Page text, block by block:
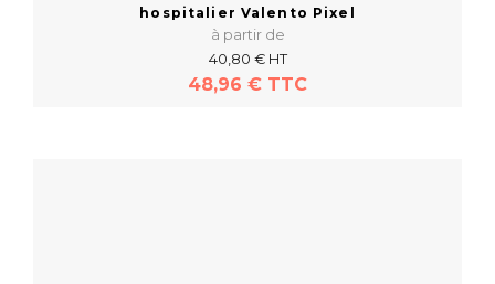
hospitalier Valento Pixel
à partir de
40,80 € HT
48,96 € TTC